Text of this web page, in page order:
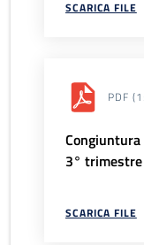
SCARICA FILE
PDF
3°
SCARICA FILE